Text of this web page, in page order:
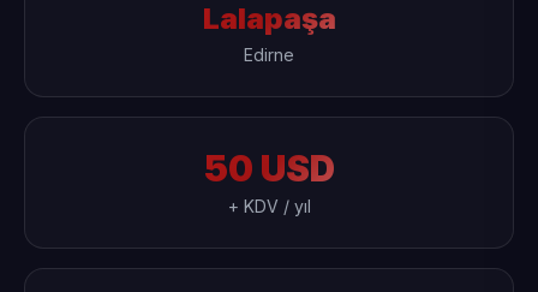
Lalapaşa
Edirne
50 USD
+ KDV / yıl